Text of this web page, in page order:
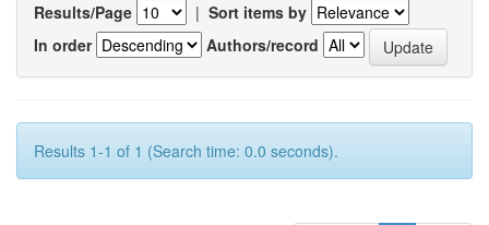
Results/Page | Sort items by
In order
Authors/record
Results 1-1 of 1 (Search time: 0.0 seconds).